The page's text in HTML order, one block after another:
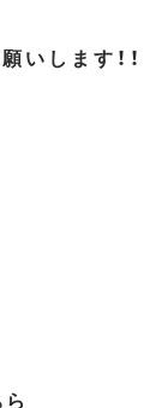
いします！！